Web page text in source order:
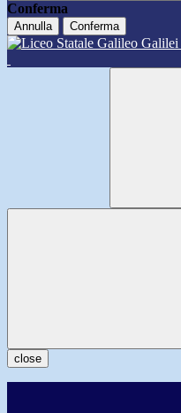
Conferma
Annulla Conferma
close